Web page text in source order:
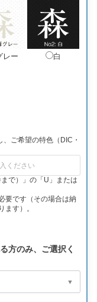
レー 白
ご希望の特色（DIC・
で）」の「U」または
要です（その場合は納
ます）。
方のみ、ご選択く